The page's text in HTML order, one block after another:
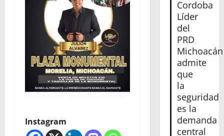
Instagram
Cordoba
Líder
del
PRD
Michoacán
admite
que
la
seguridad
es la
demanda
central